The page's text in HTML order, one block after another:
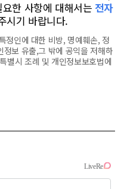
한 사항에 대해서는 전자
시기 바랍니다.
정인에 대한 비방, 명예훼손, 정
보 유출,그 밖에 공익을 저해하
별시 조례 및 개인정보보호법에